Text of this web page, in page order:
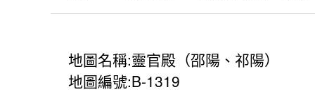
地圖名稱:靈官殿（邵陽、祁陽）
地圖編號:B-1319